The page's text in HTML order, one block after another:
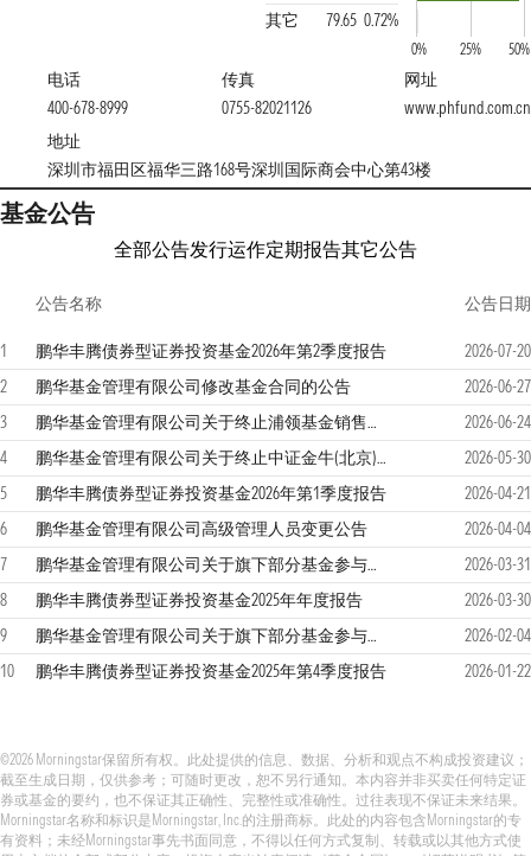
其它
79.65 0.72%
0% 25% 50%
电话
400-678-8999
传真
0755-82021126
网址
www.phfund.com.cn
地址
深圳市福田区福华三路168号深圳国际商会中心第43楼
基金公告
全部公告发行运作定期报告其它公告
公告名称 公告日期
1 鹏华丰腾债券型证券投资基金2026年第2季度报告
2026-07-20
2
鹏华基金管理有限公司修改基金合同的公告
2026-06-27
3
鹏华基金管理有限公司关于终止浦领基金销售有限公司办理本公司旗下基金销售业务的公告
2026-06-24
4
鹏华基金管理有限公司关于终止中证金牛(北京)基金销售有限公司办理本公司旗下基金销售业务的公告
2026-05-30
5
鹏华丰腾债券型证券投资基金2026年第1季度报告
2026-04-21
6
鹏华基金管理有限公司高级管理人员变更公告
2026-04-04
7
鹏华基金管理有限公司关于旗下部分基金参与海南有知有行基金销售有限公司申购（含定期定额投资）费率优惠活动的公告
2026-03-31
8
鹏华丰腾债券型证券投资基金2025年年度报告
2026-03-30
9
鹏华基金管理有限公司关于旗下部分基金参与东方证券股份有限公司申购（含定期定额投资）费率优惠活动的公告
2026-02-04
10
鹏华丰腾债券型证券投资基金2025年第4季度报告 2026-01-22
©2026 Morningstar保留所有权。此处提供的信息、数据、分析和观点不构成投资建议；
截至生成日期，仅供参考；可随时更改，恕不另行通知。本内容并非买卖任何特定证
券或基金的要约，也不保证其正确性、完整性或准确性。过往表现不保证未来结果。
Morningstar名称和标识是Morningstar, Inc.的注册商标。此处的内容包含Morningstar的专
有资料；未经Morningstar事先书面同意，不得以任何方式复制、转载或以其他方式使